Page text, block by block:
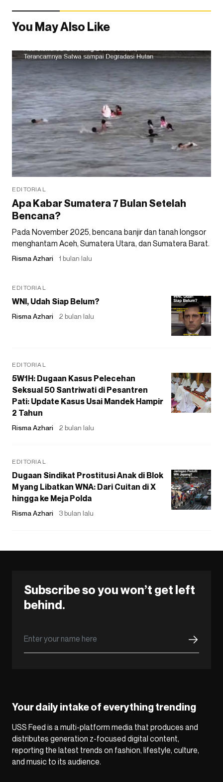
You May Also Like
EDITORIAL
Apa Kabar Sumatera 7 Bulan Setelah
Bencana?
Pada November 2025, bencana banjir dan tanah longsor
menghantam Aceh, Sumatera Utara, dan Sumatera Barat.
Risma Azhari 1 bulan lalu
EDITORIAL
WNI, Udah Siap Belum?
Risma Azhari 2 bulan lalu
EDITORIAL
5W1H: Dugaan Kasus Pelecehan
Seksual 50 Santriwati di Pesantren
Pati: Update Kasus Usai Mandek Hampir
2 Tahun
Risma Azhari 2 bulan lalu
EDITORIAL
Dugaan Sindikat Prostitusi Anak di Blok
M yang Libatkan WNA: Dari Cuitan di X
hingga ke Meja Polda
Risma Azhari 3 bulan lalu
Subscribe so you won’t get left
behind.
Your daily intake of everything trending
USS Feed is a multi-platform media that produces and
distributes generation z-focused digital content,
reporting the latest trends on fashion, lifestyle, culture,
and music to its audience.